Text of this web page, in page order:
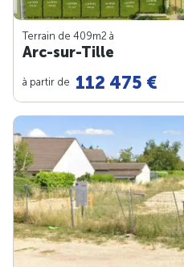
Terrain de 409m2 à
Arc-sur-Tille
à partir de 112 475 €